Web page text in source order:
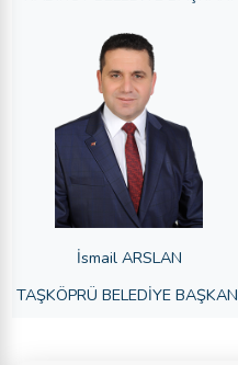
İsmail ARSLAN
TAŞKÖPRÜ BELEDİYE